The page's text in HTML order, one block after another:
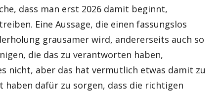
dass man erst 2026 damit beginnt,
Eine Aussage, die einen fassungslos
grausamer wird, andererseits auch so
die das zu verantworten haben,
nicht, aber das hat vermutlich etwas damit zu
haben dafür zu sorgen, dass die richtigen